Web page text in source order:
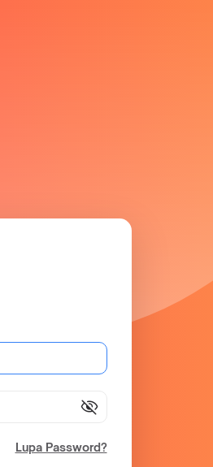
visibility_off
Lupa Password?